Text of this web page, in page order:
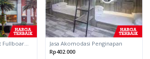
Jasa Akomodasi Paket Fullboard Twin Hotel Kota Malang
Jasa Akomodasi Penginapan
Rp402.000